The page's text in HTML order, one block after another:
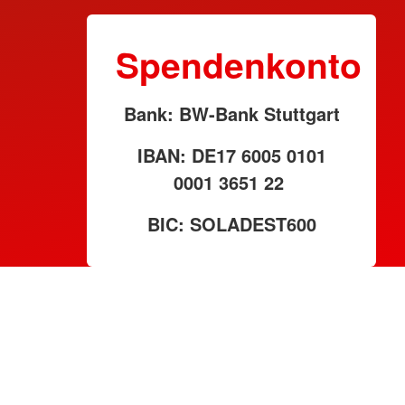
Spendenkonto
Bank: BW-Bank Stuttgart
IBAN: DE17 6005 0101
0001 3651 22
BIC: SOLADEST600